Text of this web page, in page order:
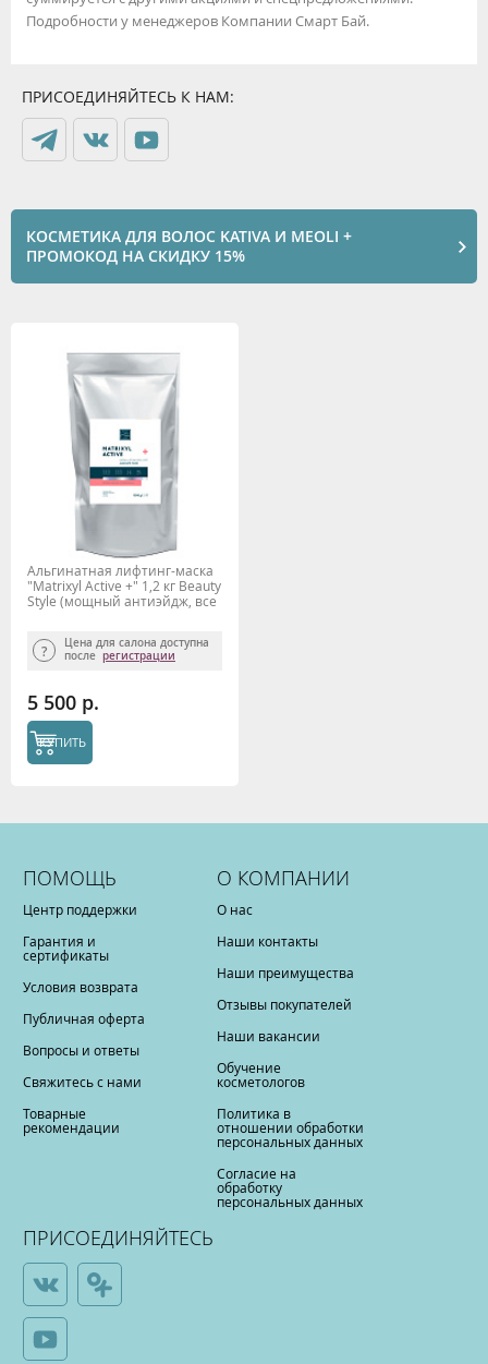
Подробности у менеджеров Компании Смарт Бай.
ПРИСОЕДИНЯЙТЕСЬ К НАМ:
КОСМЕТИКА ДЛЯ ВОЛОС KATIVA И MEOLI +
ПРОМОКОД НА СКИДКУ 15%
Альгинатная лифтинг-маска
"Matrixyl Active +" 1,2 кг Beauty
Stylе (мощный антиэйдж, все
Цена для салона доступна
после регистрации
5 500 р.
КУПИТЬ
ПОМОЩЬ
Центр поддержки
Гарантия и
сертификаты
Условия возврата
Публичная оферта
Вопросы и ответы
Свяжитесь с нами
Товарные
рекомендации
О КОМПАНИИ
О нас
Наши контакты
Наши преимущества
Отзывы покупателей
Наши вакансии
Обучение
косметологов
Политика в
отношении обработки
персональных данных
Согласие на
обработку
персональных данных
ПРИСОЕДИНЯЙТЕСЬ